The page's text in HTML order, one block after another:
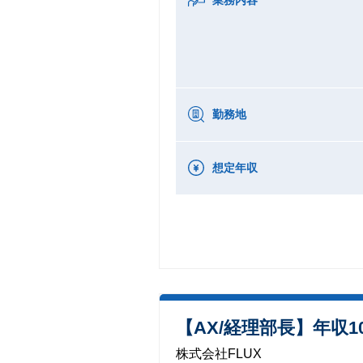
勤務地
想定年収
【AX/経理部長】年
株式会社FLUX